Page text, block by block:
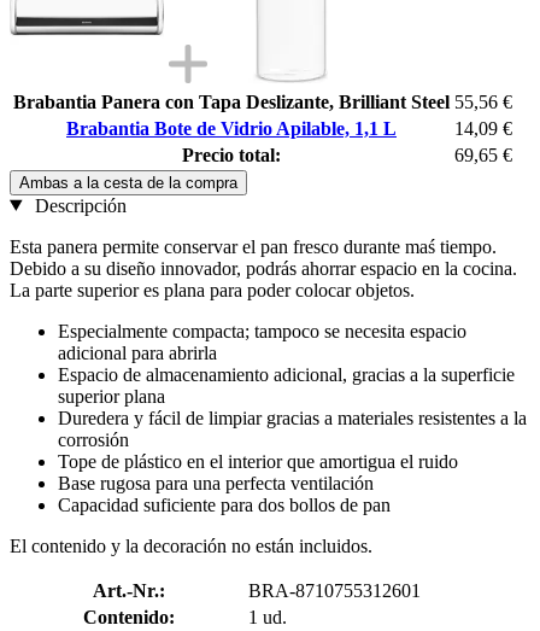
Brabantia Panera con Tapa Deslizante, Brilliant Steel 55,56 €
Brabantia Bote de Vidrio Apilable, 1,1 L
14,09 €
Precio total:
69,65 €
Ambas a la cesta de la compra
Descripción
Esta panera permite conservar el pan fresco durante maś tiempo.
Debido a su diseño innovador, podrás ahorrar espacio en la cocina.
La parte superior es plana para poder colocar objetos.
Especialmente compacta; tampoco se necesita espacio
adicional para abrirla
Espacio de almacenamiento adicional, gracias a la superficie
superior plana
Duredera y fácil de limpiar gracias a materiales resistentes a la
corrosión
Tope de plástico en el interior que amortigua el ruido
Base rugosa para una perfecta ventilación
Capacidad suficiente para dos bollos de pan
El contenido y la decoración no están incluidos.
Art.-Nr.:
BRA-8710755312601
Contenido:
1 ud.